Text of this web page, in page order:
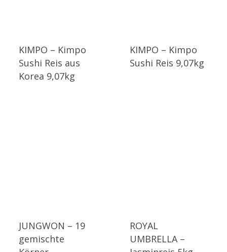
KIMPO – Kimpo
Sushi Reis aus
Korea 9,07kg
KIMPO – Kimpo
Sushi Reis 9,07kg
JUNGWON – 19
gemischte
ROYAL
UMBRELLA –